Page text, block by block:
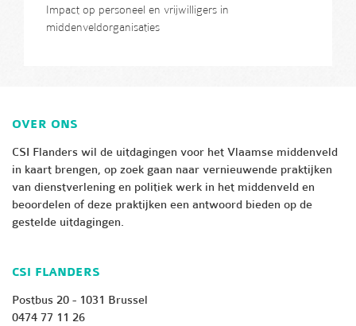
Impact op personeel en vrijwilligers in
middenveldorganisaties
OVER ONS
CSI Flanders wil de uitdagingen voor het Vlaamse middenveld
in kaart brengen, op zoek gaan naar vernieuwende praktijken
van dienstverlening en politiek werk in het middenveld en
beoordelen of deze praktijken een antwoord bieden op de
gestelde uitdagingen.
CSI FLANDERS
Postbus 20 - 1031 Brussel
0474 77 11 26